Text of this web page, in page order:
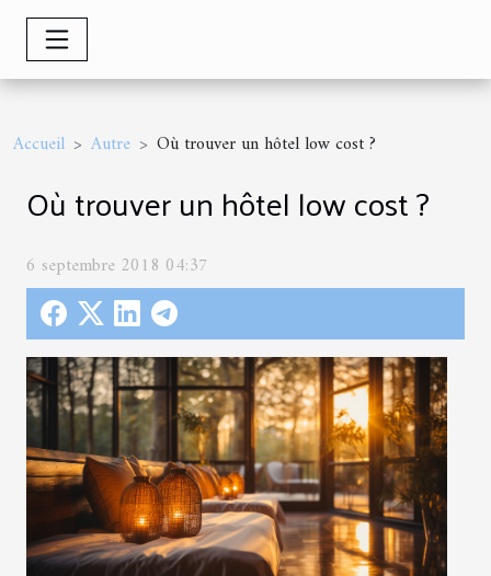
Accueil Autre Où trouver un hôtel low cost ?
Où trouver un hôtel low cost ?
6 septembre 2018 04:37